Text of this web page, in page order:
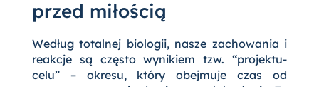
przed miłością
Według totalnej biologii, nasze zachowania i
reakcje są często wynikiem tzw. “projektu-
celu” – okresu, który obejmuje czas od